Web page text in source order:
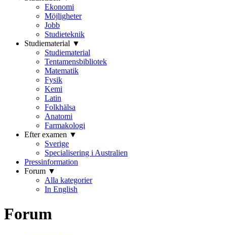
Ekonomi
Möjligheter
Jobb
Studieteknik
Studiematerial ▼
Studiematerial
Tentamensbibliotek
Matematik
Fysik
Kemi
Latin
Folkhälsa
Anatomi
Farmakologi
Efter examen ▼
Sverige
Specialisering i Australien
Pressinformation
Forum ▼
Alla kategorier
In English
Forum